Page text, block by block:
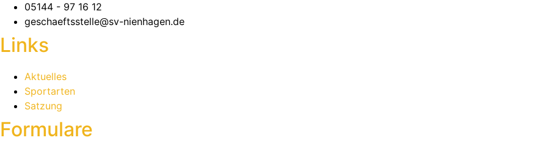
05144 - 97 16 12
geschaeftsstelle@sv-nienhagen.de
Links
Aktuelles
Sportarten
Satzung
Formulare